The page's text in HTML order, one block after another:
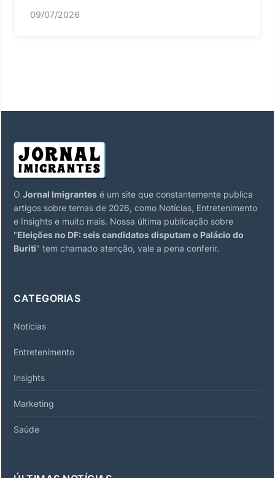
09/07/2026
O Jornal Imigrantes é um site que constantemente publica
artigos sobre temas de 2026, como Notícias, Entretenimento
e Insights e muito mais. Nossa última publicação sobre
"Eleições no DF: seis candidatos disputam o Palácio do
Buriti" tem chamado atenção, vale a pena conferir.
CATEGORIAS
Notícias
Entretenimento
Insights
Marketing
Saúde